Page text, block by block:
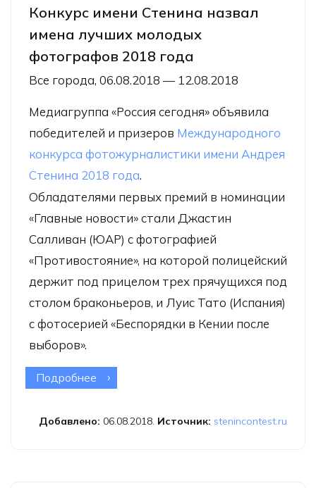
Конкурс имени Стенина назвал
имена лучших молодых
фотографов 2018 года
Все города, 06.08.2018 — 12.08.2018
Медиагруппа «Россия сегодня» объявила
победителей и призеров Международного
конкурса фотожурналистики имени Андрея
Стенина 2018 года.
Обладателями первых премий в номинации
«Главные новости» стали Джастин
Салливан (ЮАР) с фотографией
«Противостояние», на которой полицейский
держит под прицелом трех прячущихся под
столом браконьеров, и Луис Тато (Испания)
с фотосерией «Беспорядки в Кении после
выборов».
Подробнее о Конкурс имени Стенина назвал
2018 года
Добавлено: 06.08.2018. Источник: stenincontest.ru